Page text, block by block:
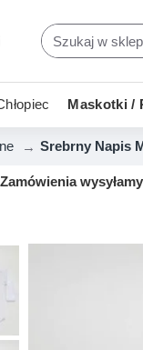
Maskotki /
Srebrny Napis
Zamówienia